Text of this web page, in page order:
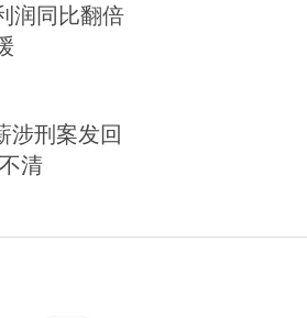
润同比翻倍
涉刑案发回
清